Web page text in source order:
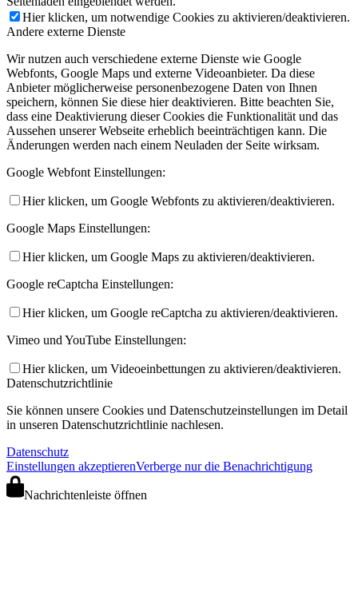
Hier klicken, um notwendige Cookies zu aktivieren/deaktivieren.
Andere externe Dienste
Wir nutzen auch verschiedene externe Dienste wie Google
Webfonts, Google Maps und externe Videoanbieter. Da diese
Anbieter möglicherweise personenbezogene Daten von Ihnen
speichern, können Sie diese hier deaktivieren. Bitte beachten Sie,
dass eine Deaktivierung dieser Cookies die Funktionalität und das
Aussehen unserer Webseite erheblich beeinträchtigen kann. Die
Änderungen werden nach einem Neuladen der Seite wirksam.
Google Webfont Einstellungen:
Hier klicken, um Google Webfonts zu aktivieren/deaktivieren.
Google Maps Einstellungen:
Hier klicken, um Google Maps zu aktivieren/deaktivieren.
Google reCaptcha Einstellungen:
Hier klicken, um Google reCaptcha zu aktivieren/deaktivieren.
Vimeo und YouTube Einstellungen:
Hier klicken, um Videoeinbettungen zu aktivieren/deaktivieren.
Datenschutzrichtlinie
Sie können unsere Cookies und Datenschutzeinstellungen im Detail
in unseren Datenschutzrichtlinie nachlesen.
Datenschutz
Einstellungen akzeptierenVerberge nur die Benachrichtigung
Nachrichtenleiste öffnen